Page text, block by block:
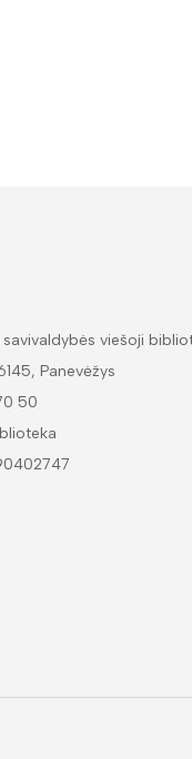
viešoji
Panevėžys
50